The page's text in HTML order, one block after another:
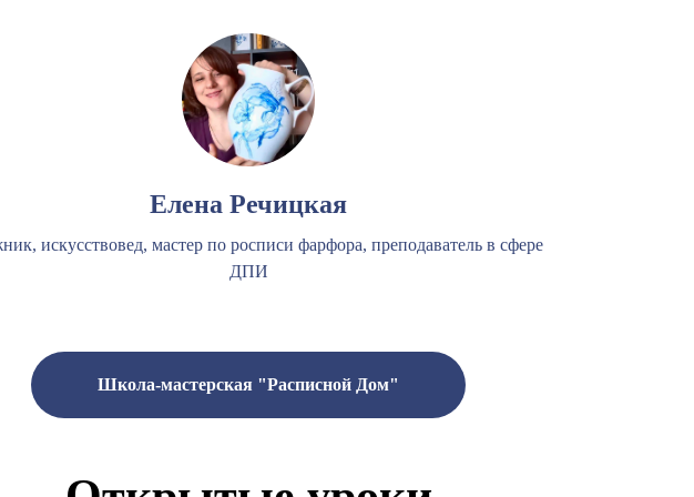
Елена Речицкая
искусствовед, мастер по росписи фарфора, преподаватель в сфере
ДПИ
Школа-мастерская "Расписной Дом"